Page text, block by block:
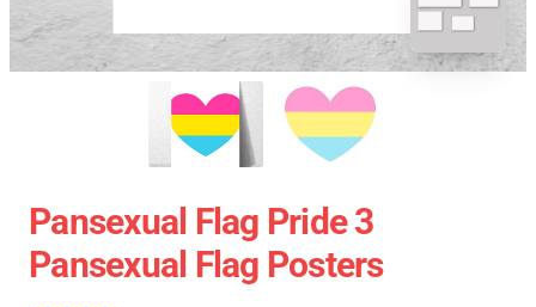
Pansexual Flag Pride 3
Pansexual Flag Posters